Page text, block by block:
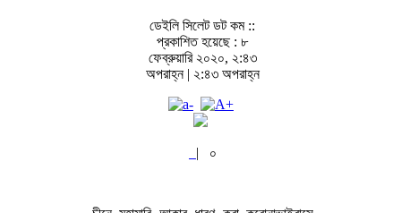
ডেইলি সিলেট ডট কম ::
প্রকাশিত হয়েছে : ৮
ফেব্রুয়ারি ২০২০, ২:৪৩
অপরাহ্ন | ২:৪৩ অপরাহ্ন
| ০